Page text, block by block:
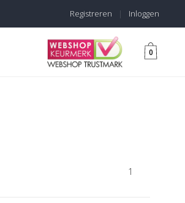
Inloggen
|
Registreren
0
1